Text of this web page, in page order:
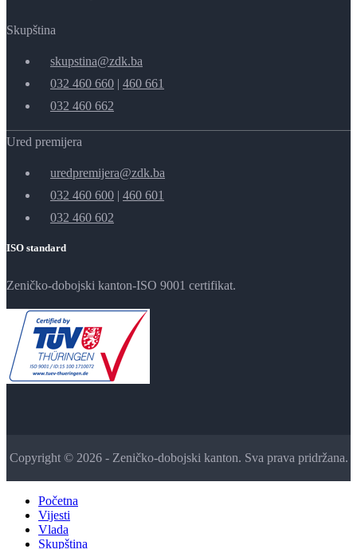
Skupština
skupstina@zdk.ba
032 460 660 | 460 661
032 460 662
Ured premijera
uredpremijera@zdk.ba
032 460 600 | 460 601
032 460 602
ISO standard
Zeničko-dobojski kanton-ISO 9001 certifikat.
Copyright © 2026 - Zeničko-dobojski kanton. Sva prava pridržana.
Početna
Vijesti
Vlada
Skupština